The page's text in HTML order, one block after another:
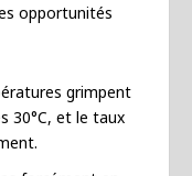
opportunités
grimpent
30°C, et le taux